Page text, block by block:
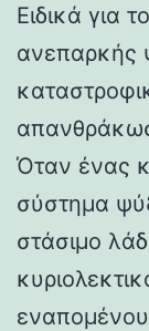
Ειδικά για
ανεπαρκής
Όταν ένας
σύστημα
στάσιμο